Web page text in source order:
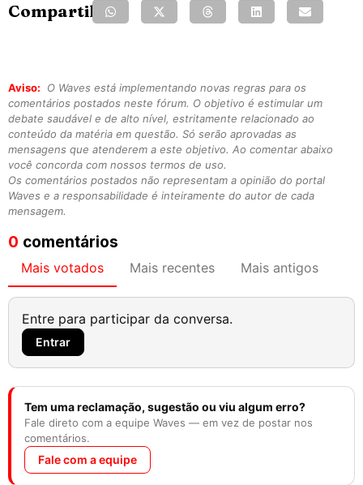
Compartilhe:
Aviso:
O Waves está implementando novas regras para os
comentários postados neste fórum. O objetivo é estimular um
debate saudável e de alto nível, estritamente relacionado ao
conteúdo da matéria em questão. Só serão aprovadas as
mensagens que atenderem a este objetivo. Ao comentar abaixo
você concorda com nossos termos de uso.
Os comentários postados não representam a opinião do portal
Waves e a responsabilidade é inteiramente do autor de cada
mensagem.
0 comentários
Mais votados Mais recentes Mais antigos
Entre para participar da conversa.
Entrar
Tem uma reclamação, sugestão ou viu algum erro?
Fale direto com a equipe Waves — em vez de postar nos
comentários.
Fale com a equipe